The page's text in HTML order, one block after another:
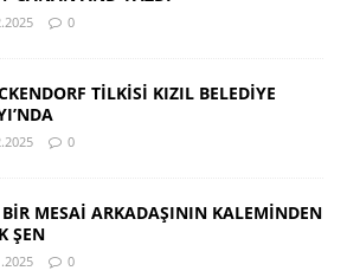
0
TİLKİSİ KIZIL BELEDİYE
0
BİR MESAİ ARKADAŞININ KALEMİNDEN
ŞEN
0